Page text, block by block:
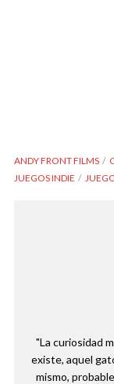
ANDY FRONT FILMS
JUEGOS INDIE
"La curiosidad
existe, aquel
mismo,